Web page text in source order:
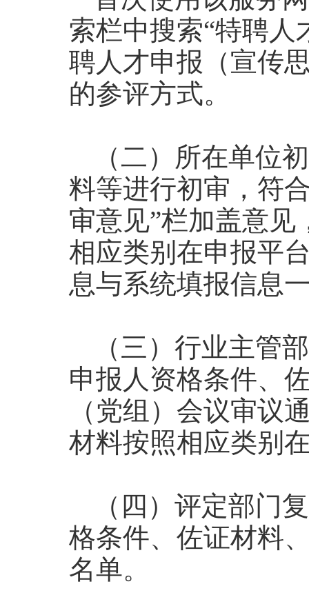
索栏中搜索“特聘人
聘人才申报（宣传
的参评方式。
（二）所在单位
料等进行初审，符
审意见”栏加盖意
相应类别在申报平
息与系统填报信息
（三）行业主管
申报人资格条件、
（党组）会议审议
材料按照相应类别
（四）评定部门
格条件、佐证材料
名单。